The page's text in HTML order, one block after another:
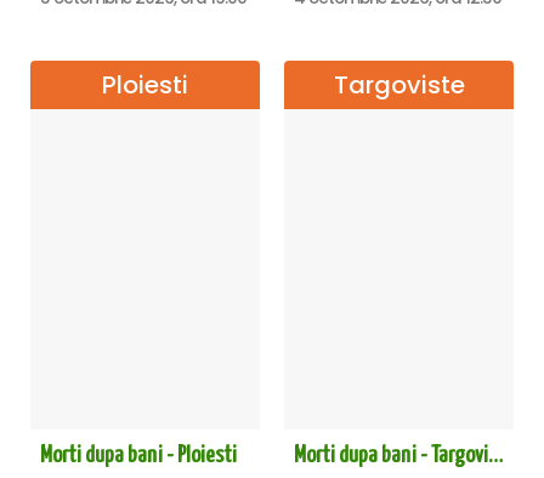
Ploiesti
Morti dupa bani - Ploiesti
Targoviste
Morti dupa bani - Targoviste